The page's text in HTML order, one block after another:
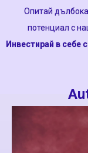
Опитай
потенциал с
Инвестирай в себе